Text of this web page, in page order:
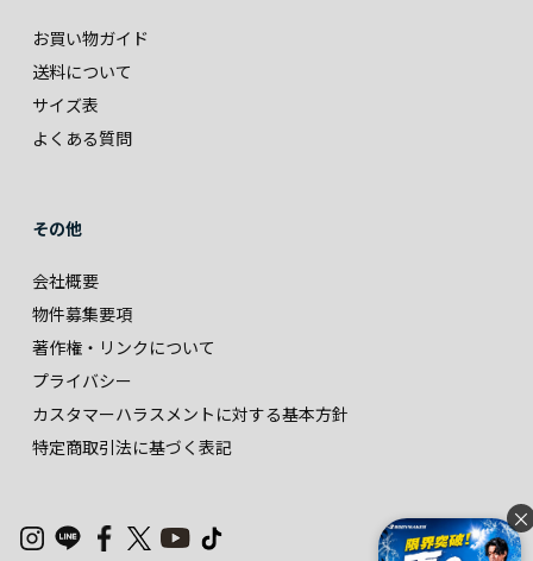
×
お買い物ガイド
送料について
サイズ表
よくある質問
その他
会社概要
物件募集要項
著作権・リンクについて
プライバシー
カスタマーハラスメントに対する基本方針
特定商取引法に基づく表記